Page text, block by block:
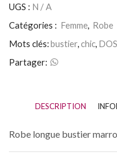
UGS : N / A
Catégories : Femme, Robe
Mots clés:bustier, chic,
Partager:
DESCRIPTION
Robe longue bustier